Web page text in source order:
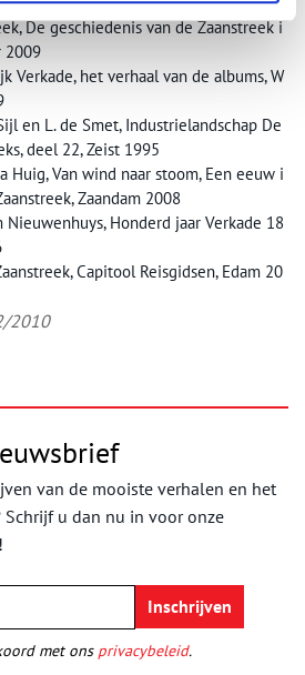
De geschiedenis van de Zaanstreek i
2009
Verkade, het verhaal van de albums, W
en L. de Smet, Industrielandschap De
deel 22, Zeist 1995
Huig, Van wind naar stoom, Een eeuw i
Zaandam 2008
Nieuwenhuys, Honderd jaar Verkade 18
Capitool Reisgidsen, Edam 20
2010
van de mooiste verhalen en het
u dan nu in voor onze
met ons privacybeleid.